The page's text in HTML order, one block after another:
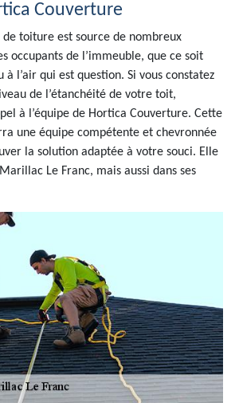
Couverture
de toiture est source de nombreux
occupants de l’immeuble, que ce soit
à l’air qui est question. Si vous constatez
de l’étanchéité de votre toit,
à l’équipe de Hortica Couverture. Cette
une équipe compétente et chevronnée
la solution adaptée à votre souci. Elle
Le Franc, mais aussi dans ses